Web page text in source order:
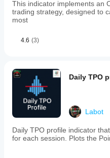
This indicator implements an
trading strategy, designed to
most
4.6 (3)
Daily TPO
Labot
Daily TPO profile indicator
for each session. Plots the